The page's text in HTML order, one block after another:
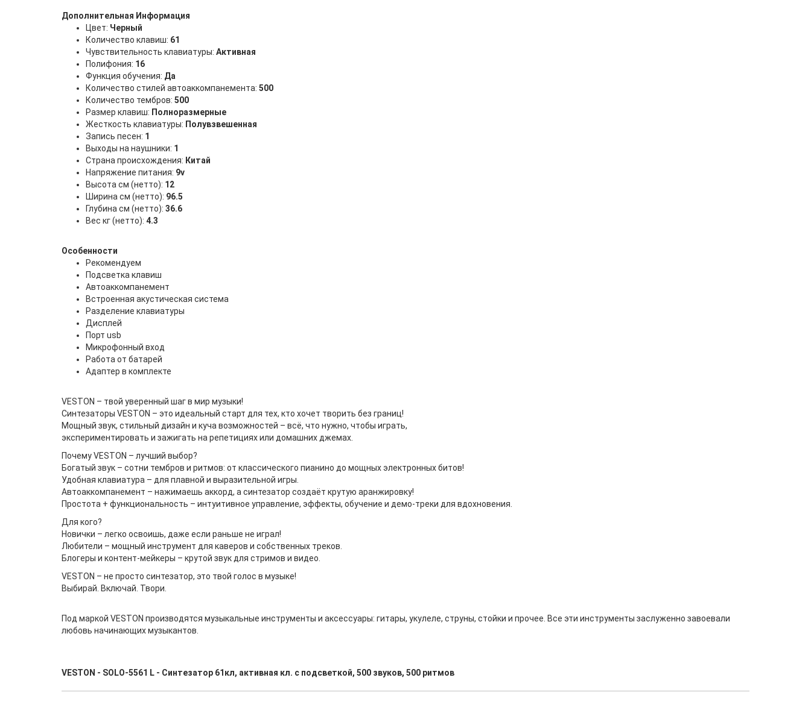
Дополнительная Информация
Цвет: Черный
Количество клавиш: 61
Чувствительность клавиатуры: Активная
Полифония: 16
Функция обучения: Да
Количество стилей автоаккомпанемента: 500
Количество тембров: 500
Размер клавиш: Полноразмерные
Жесткость клавиатуры: Полувзвешенная
Запись песен: 1
Выходы на наушники: 1
Страна происхождения: Китай
Напряжение питания: 9v
Высота см (нетто): 12
Ширина см (нетто): 96.5
Глубина см (нетто): 36.6
Вес кг (нетто): 4.3
Особенности
Рекомендуем
Подсветка клавиш
Автоаккомпанемент
Встроенная акустическая система
Разделение клавиатуры
Дисплей
Порт usb
Микрофонный вход
Работа от батарей
Адаптер в комплекте
VESTON – твой уверенный шаг в мир музыки!
Синтезаторы VESTON – это идеальный старт для тех, кто хочет творить без границ!
Мощный звук, стильный дизайн и куча возможностей – всё, что нужно, чтобы играть,
экспериментировать и зажигать на репетициях или домашних джемах.
Почему VESTON – лучший выбор?
Богатый звук – сотни тембров и ритмов: от классического пианино до мощных электронных битов!
Удобная клавиатура – для плавной и выразительной игры.
Автоаккомпанемент – нажимаешь аккорд, а синтезатор создаёт крутую аранжировку!
Простота + функциональность – интуитивное управление, эффекты, обучение и демо-треки для вдохновения.
Для кого?
Новички – легко освоишь, даже если раньше не играл!
Любители – мощный инструмент для каверов и собственных треков.
Блогеры и контент-мейкеры – крутой звук для стримов и видео.
VESTON – не просто синтезатор, это твой голос в музыке!
Выбирай. Включай. Твори.
Под маркой VESTON производятся музыкальные инструменты и аксессуары: гитары, укулеле, струны, стойки и прочее. Все эти инструменты заслуженно завоевали
любовь начинающих музыкантов.
VESTON - SOLO-5561 L - Синтезатор 61кл, активная кл. с подсветкой, 500 звуков, 500 ритмов